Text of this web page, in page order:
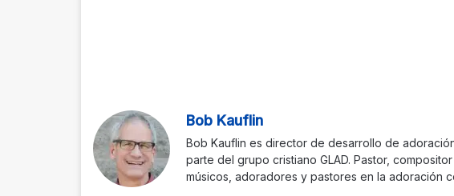
Bob Kauflin
Bob Kauflin es director de desarrollo de
parte del grupo cristiano GLAD. Pastor,
músicos, adoradores y pastores en la adoración